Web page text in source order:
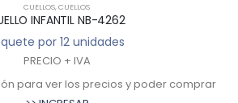
CUELLOS,CUELLOS
INFANTIL NB-4262
por 12 unidades
PRECIO + IVA
para ver los precios y poder comprar